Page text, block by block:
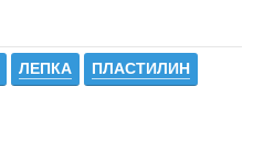
ЛЕПКА ПЛАСТИЛИН